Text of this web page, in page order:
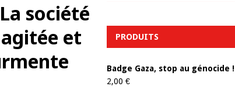
société
et
PRODUITS
Badge Gaza, stop au génocide !
2,00 €